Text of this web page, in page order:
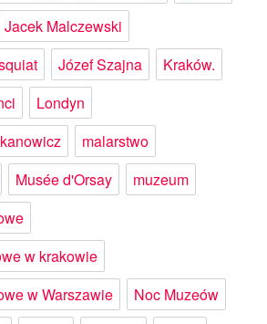
Jacek Malczewski
Józef Szajna
Kraków.
Londyn
malarstwo
Musée d'Orsay
muzeum
w krakowie
w Warszawie
Noc Muzeów